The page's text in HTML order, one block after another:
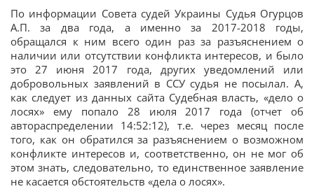
По информации Совета судей Украины Судья Огурцов
А.П. за два года, а именно за 2017-2018 годы,
обращался к ним всего один раз за разъяснением о
наличии или отсутствии конфликта интересов, и было
это 27 июня 2017 года, других уведомлений или
добровольных заявлений в ССУ судья не посылал. А,
как следует из данных сайта Судебная власть, «дело о
лосях» ему попало 28 июля 2017 года (отчет об
автораспределении 14:52:12), т.е. через месяц после
того, как он обратился за разъяснением о возможном
конфликте интересов и, соответственно, он не мог об
этом знать, следовательно, то единственное заявление
не касается обстоятельств «дела о лосях».